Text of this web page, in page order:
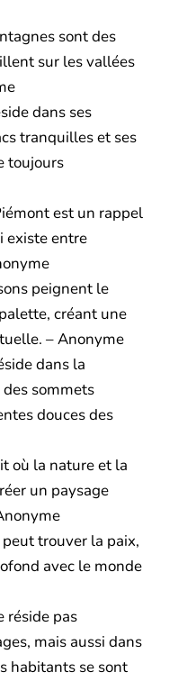
sont des
sur les vallées
dans ses
tranquilles et ses
toujours
est un rappel
existe entre
peignent le
créant une
– Anonyme
dans la
sommets
douces des
où la nature et la
un paysage
trouver la paix,
avec le monde
réside pas
mais aussi dans
habitants se sont